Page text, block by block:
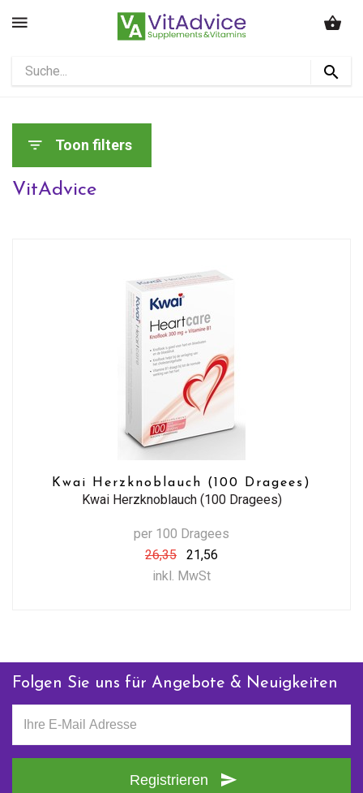
Toon filters
VitAdvice
Kwai Herzknoblauch (100 Dragees)
Kwai Herzknoblauch (100 Dragees)
per 100 Dragees
26,35
21,56
inkl. MwSt
Folgen Sie uns für Angebote & Neuigkeiten
Registrieren